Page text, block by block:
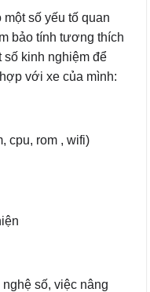
số yếu tố quan
bảo tính tương thích
số kinh nghiệm để
với xe của mình:
cpu, rom , wifi)
số, việc nâng